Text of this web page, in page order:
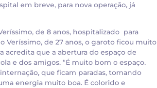
em breve, para nova operação, já
de 8 anos, hospitalizado para
Veríssimo, de 27 anos, o garoto ficou muito
acredita que a abertura do espaço de
e dos amigos. “É muito bom o espaço.
que ficam paradas, tomando
energia muito boa. É colorido e